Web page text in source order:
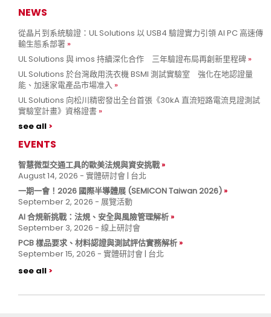
NEWS
從晶片到系統驗證：UL Solutions 以 USB4 驗證實力引領 AI PC 高速傳
輸生態系部署
UL Solutions 與 imos 持續深化合作 三年驗證布局再創新里程碑
UL Solutions 於台灣啟用洗衣機 BSMI 測試實驗室 強化在地認證量
能、加速家電產品市場准入
UL Solutions 向松川精密發出全台首張《30kA 直流短路電流見證測試
實驗室計畫》資格證書
see all
EVENTS
智慧微型交通工具的歐美法規與資安挑戰
August 14, 2026 - 實體研討會 | 台北
一期一會！2026 國際半導體展 (SEMICON Taiwan 2026)
September 2, 2026 - 展覽活動
AI 合規新挑戰：法規、安全與風險管理解析
September 3, 2026 - 線上研討會
PCB 樣品要求、材料認證與測試評估實務解析
September 15, 2026 - 實體研討會 | 台北
see all